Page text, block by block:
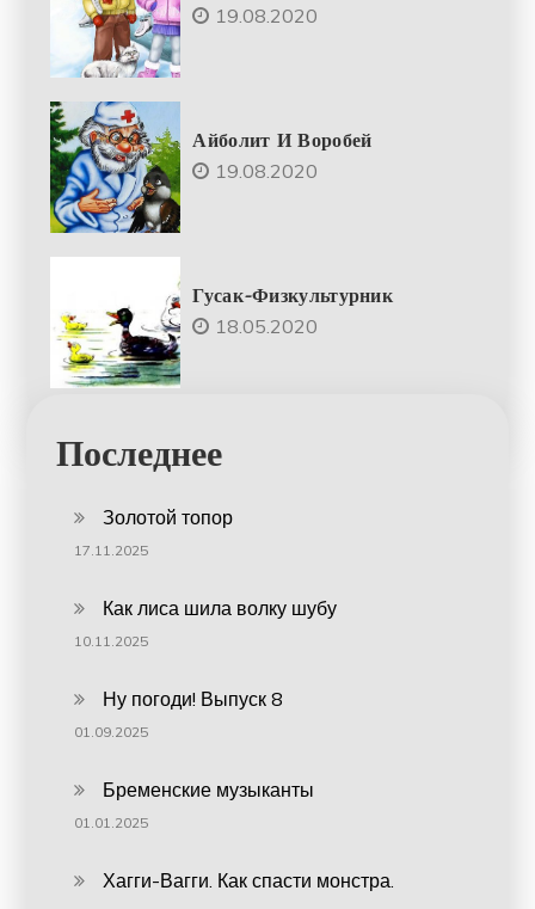
19.08.2020
Айболит И Воробей
19.08.2020
Гусак-Физкультурник
18.05.2020
Последнее
Золотой топор
17.11.2025
Как лиса шила волку шубу
10.11.2025
Ну погоди! Выпуск 8
01.09.2025
Бременские музыканты
01.01.2025
Хагги-Вагги. Как спасти монстра.